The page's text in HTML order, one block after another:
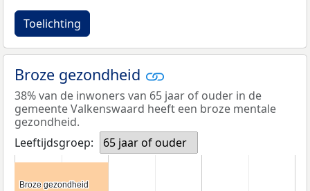
Toelichting
Broze gezondheid
38% van de inwoners van 65 jaar of ouder in de
gemeente Valkenswaard heeft een broze mentale
gezondheid.
Leeftijdsgroep:
65 jaar of ouder
Broze gezondheid
Broze gezondheid